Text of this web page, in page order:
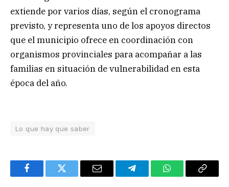
extiende por varios días, según el cronograma
previsto, y representa uno de los apoyos directos
que el municipio ofrece en coordinación con
organismos provinciales para acompañar a las
familias en situación de vulnerabilidad en esta
época del año.
Lo que hay que saber
FacebookTwitter Email TelegramWhatsAppCopy